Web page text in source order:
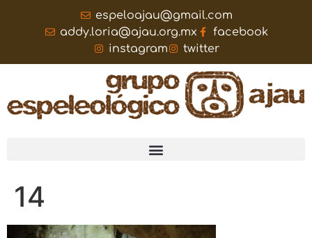
espeloajau@gmail.com
addy.loria@ajau.org.mx
facebook
instagram
twitter
14